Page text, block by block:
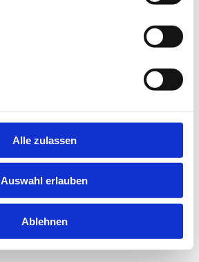
Alle zulassen
Auswahl erlauben
Ablehnen